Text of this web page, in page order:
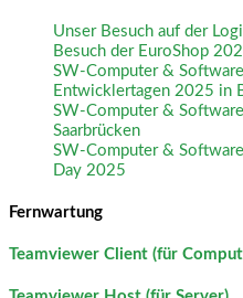
Unser Besuch auf der
Besuch der EuroShop
SW-Computer &
Entwicklertagen 2025 in
SW-Computer &
Saarbrücken
SW-Computer &
Day 2025
Fernwartung
Teamviewer Client (für